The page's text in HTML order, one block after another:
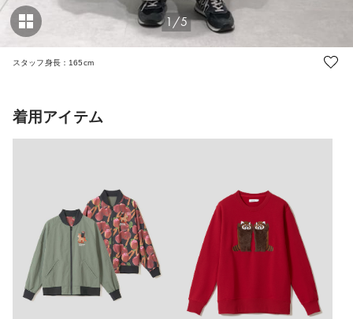
1/5
スタッフ身長：165cm
着用アイテム